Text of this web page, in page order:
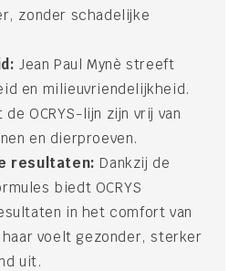
zonder schadelijke
Jean Paul Mynè streeft
en milieuvriendelijkheid.
OCRYS-lijn zijn vrij van
en dierproeven.
resultaten: Dankzij de
biedt OCRYS
in het comfort van
haar voelt gezonder, sterker
uit.